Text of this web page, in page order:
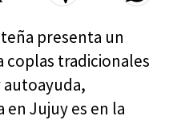
presenta un
tradicionales
en Jujuy es en la